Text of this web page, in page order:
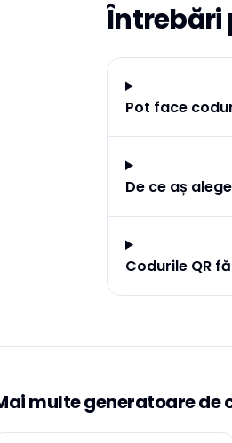
Întrebări
Pot face
De ce aș
Codurile QR
multe generatoare de